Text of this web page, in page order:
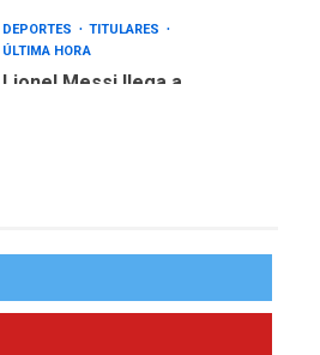
DEPORTES
TITULARES
ÚLTIMA HORA
Lionel Messi llega a
Cámara de Comercio para
plateada